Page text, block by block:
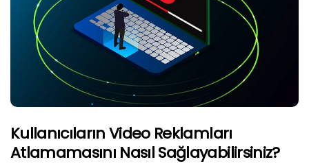
Kullanıcıların Video Reklamları
Atlamamasını Nasıl Sağlayabilirsiniz?